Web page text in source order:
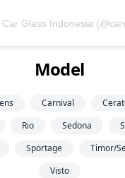
Model
Carnival
Rio Sedona
Sportage Timor/
Visto